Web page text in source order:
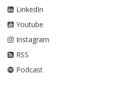
LinkedIn
Youtube
Instagram
RSS
Podcast